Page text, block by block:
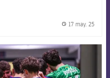
17 may. 25
FCB Barcelona badge